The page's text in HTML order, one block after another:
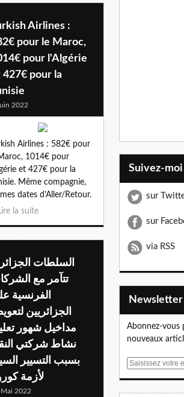
Airlines :
pour le Maroc,
pour l'Algérie
427€ pour la
2022
Airlines : 582€ pour
1014€ pour
et 427€ pour la
Même compagnie,
dates d'Aller/Retour.
la suite
السلطات
تتآمر مع
الفرنسية
الجزائريين
مداخيل شهور
نشاط شركتي
بسبب التسيير
لأزمة
2022
Suivez-moi
sur
sur
via RSS
Newsletter
Abonnez-vous
nouveaux
E